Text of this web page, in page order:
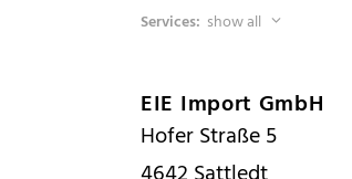
Services: show all
EIE Import GmbH
Hofer Straße 5